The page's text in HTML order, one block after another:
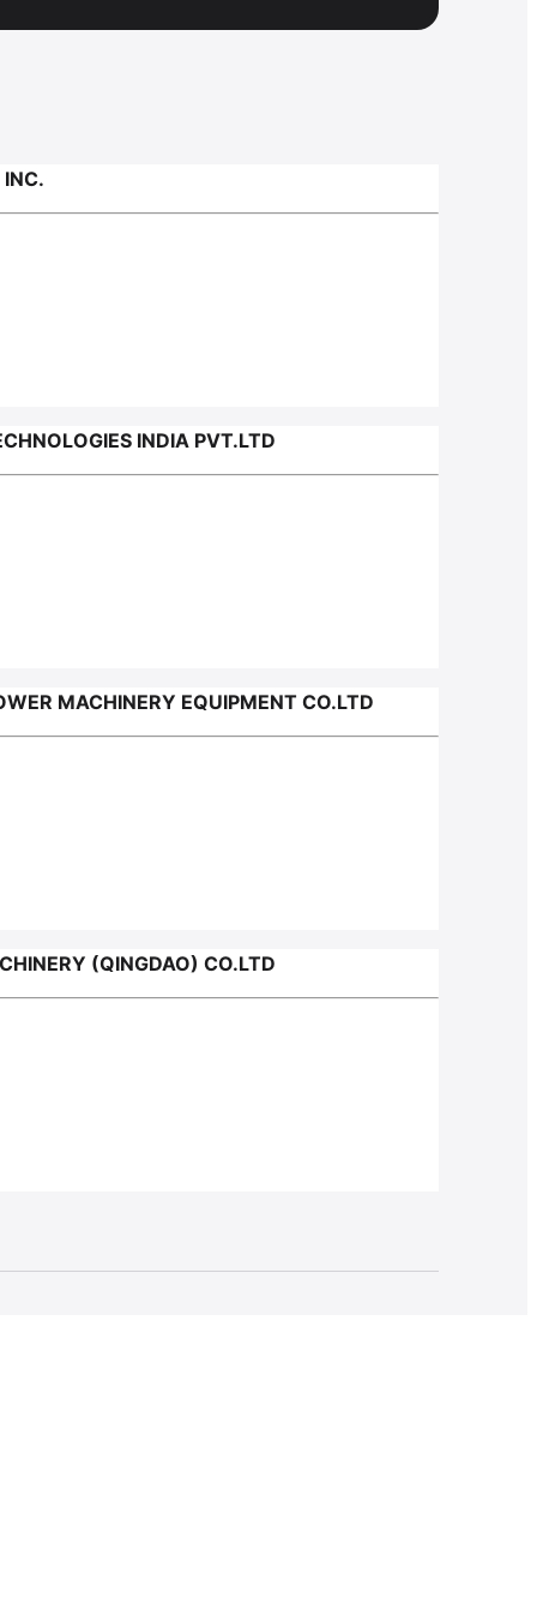
INDIA PVT.LTD
MACHINERY EQUIPMENT CO.LTD
(QINGDAO) CO.LTD